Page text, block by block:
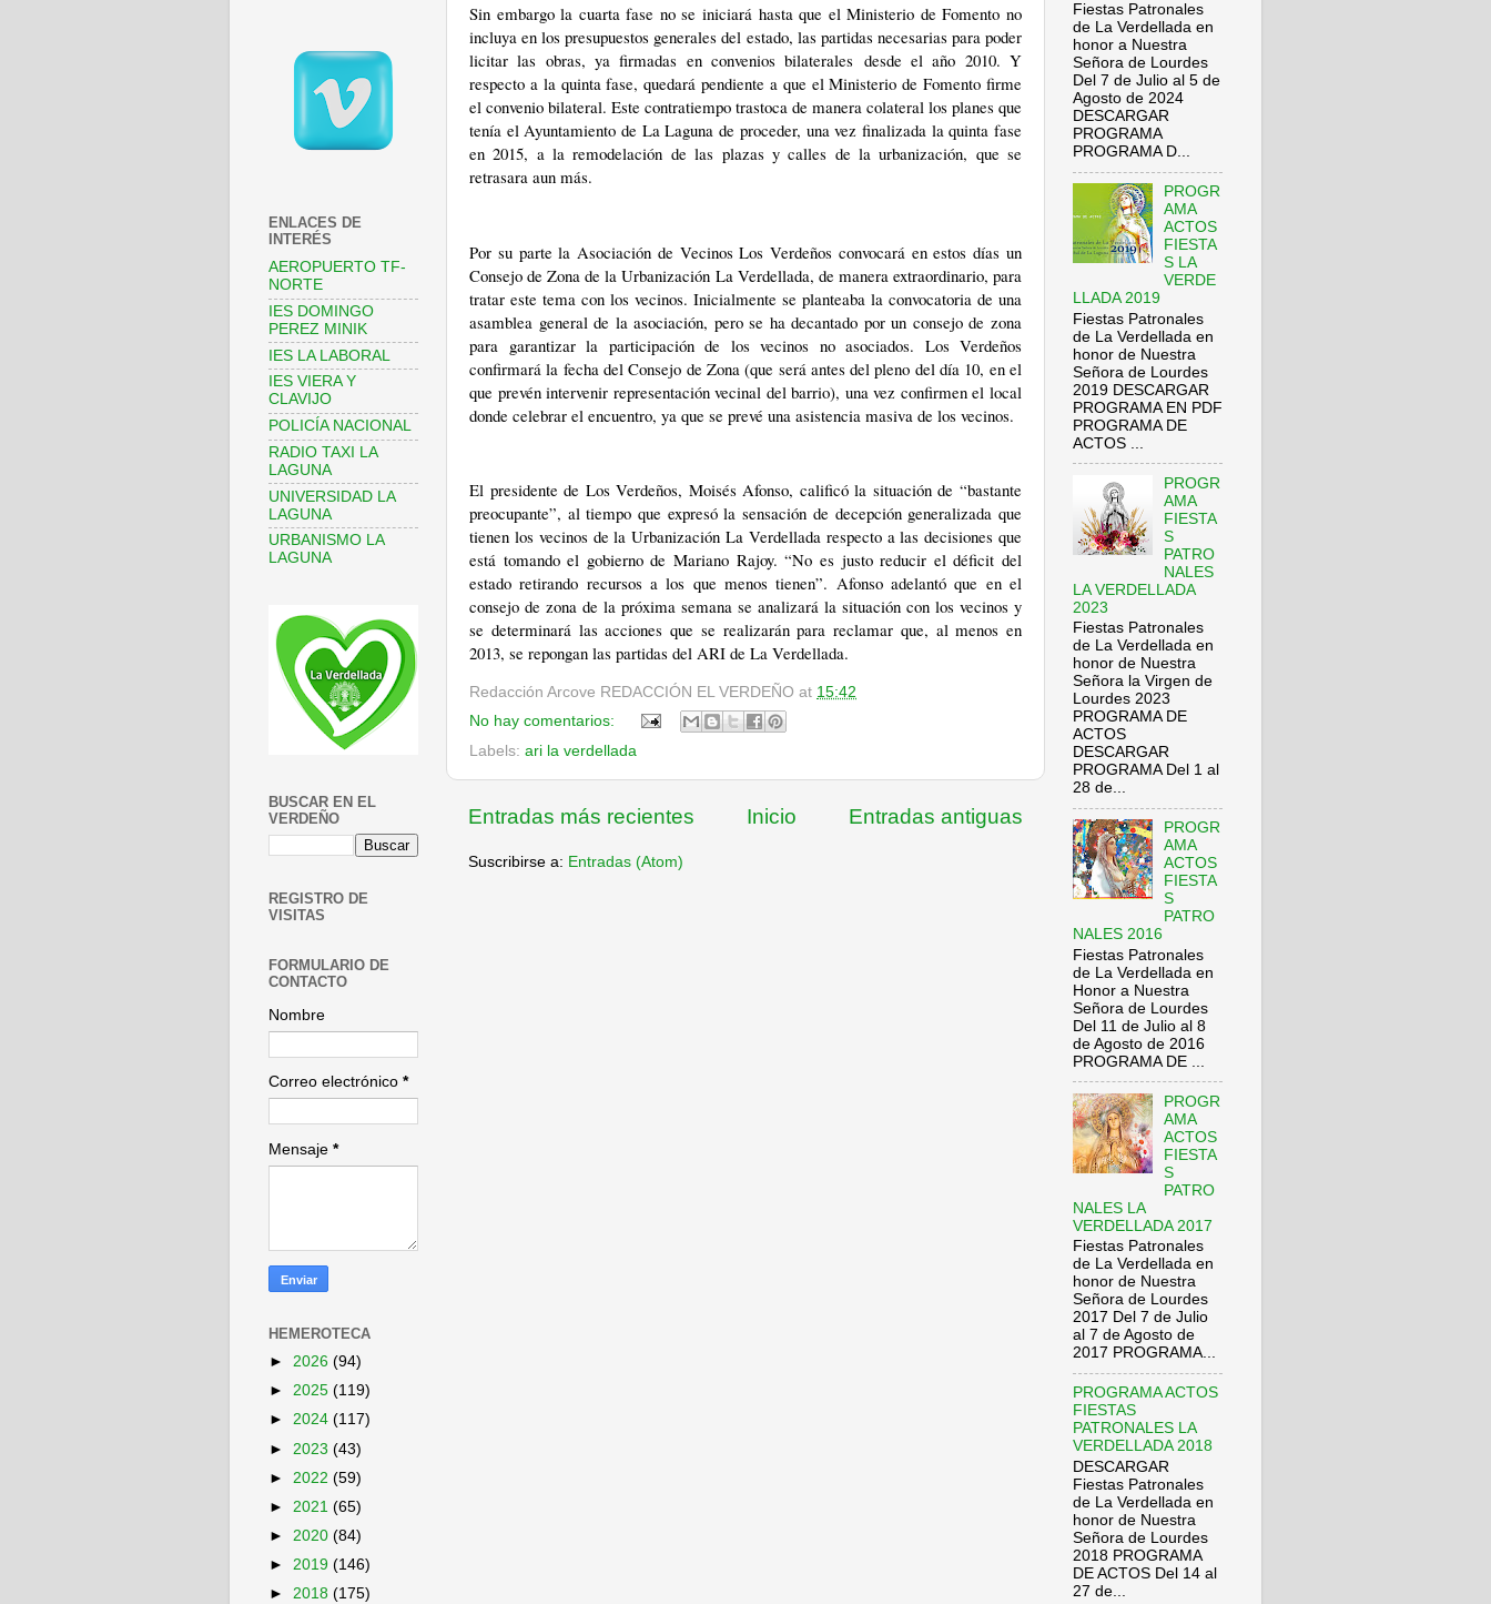
Sin embargo la cuarta fase no se iniciará hasta que el Ministerio de Fomento no
incluya en los presupuestos generales del estado, las partidas necesarias para poder
licitar las obras, ya firmadas en convenios bilaterales desde el año 2010. Y
respecto a la quinta fase, quedará pendiente a que el Ministerio de Fomento firme
el convenio bilateral. Este contratiempo trastoca de manera colateral los planes que
tenía el Ayuntamiento de La Laguna de proceder, una vez finalizada la quinta fase
en 2015, a la remodelación de las plazas y calles de la urbanización, que se
retrasara aun más.
Por su parte la Asociación de Vecinos Los Verdeños convocará en estos días un
Consejo de Zona de la Urbanización La Verdellada, de manera extraordinario, para
tratar este tema con los vecinos. Inicialmente se planteaba la convocatoria de una
asamblea general de la asociación, pero se ha decantado por un consejo de zona
para garantizar la participación de los vecinos no asociados. Los Verdeños
confirmará la fecha del Consejo de Zona (que será antes del pleno del día 10, en el
que prevén intervenir representación vecinal del barrio), una vez confirmen el local
donde celebrar el encuentro, ya que se prevé una asistencia masiva de los vecinos.
El presidente de Los Verdeños, Moisés Afonso, calificó la situación de “bastante
preocupante”, al tiempo que expresó la sensación de decepción generalizada que
tienen los vecinos de la Urbanización La Verdellada respecto a las decisiones que
está tomando el gobierno de Mariano Rajoy. “No es justo reducir el déficit del
estado retirando recursos a los que menos tienen”. Afonso adelantó que en el
consejo de zona de la próxima semana se analizará la situación con los vecinos y
se determinará las acciones que se realizarán para reclamar que, al menos en
2013, se repongan las partidas del ARI de La Verdellada.
Redacción Arcove REDACCIÓN EL VERDEÑO at 15:42
No hay comentarios:
Labels: ari la verdellada
Entradas más recientes Entradas antiguas
Inicio
Suscribirse a: Entradas (Atom)
ENLACES DE
INTERÉS
AEROPUERTO TF-
NORTE
IES DOMINGO
PEREZ MINIK
IES LA LABORAL
IES VIERA Y
CLAVIJO
POLICÍA NACIONAL
RADIO TAXI LA
LAGUNA
UNIVERSIDAD LA
LAGUNA
URBANISMO LA
LAGUNA
BUSCAR EN EL
VERDEÑO
REGISTRO DE
VISITAS
FORMULARIO DE
CONTACTO
Nombre
Correo electrónico *
Mensaje *
HEMEROTECA
► 2026 (94)
► 2025 (119)
► 2024 (117)
► 2023 (43)
► 2022 (59)
► 2021 (65)
► 2020 (84)
► 2019 (146)
► 2018 (175)
Fiestas Patronales
de La Verdellada en
honor a Nuestra
Señora de Lourdes
Del 7 de Julio al 5 de
Agosto de 2024
DESCARGAR
PROGRAMA
PROGRAMA D...
PROGR
AMA
ACTOS
FIESTA
S LA
VERDE
LLADA 2019
Fiestas Patronales
de La Verdellada en
honor de Nuestra
Señora de Lourdes
2019 DESCARGAR
PROGRAMA EN PDF
PROGRAMA DE
ACTOS ...
PROGR
AMA
FIESTA
S
PATRO
NALES
LA VERDELLADA
2023
Fiestas Patronales
de La Verdellada en
honor de Nuestra
Señora la Virgen de
Lourdes 2023
PROGRAMA DE
ACTOS
DESCARGAR
PROGRAMA Del 1 al
28 de...
PROGR
AMA
ACTOS
FIESTA
S
PATRO
NALES 2016
Fiestas Patronales
de La Verdellada en
Honor a Nuestra
Señora de Lourdes
Del 11 de Julio al 8
de Agosto de 2016
PROGRAMA DE ...
PROGR
AMA
ACTOS
FIESTA
S
PATRO
NALES LA
VERDELLADA 2017
Fiestas Patronales
de La Verdellada en
honor de Nuestra
Señora de Lourdes
2017 Del 7 de Julio
al 7 de Agosto de
2017 PROGRAMA...
PROGRAMA ACTOS
FIESTAS
PATRONALES LA
VERDELLADA 2018
DESCARGAR
Fiestas Patronales
de La Verdellada en
honor de Nuestra
Señora de Lourdes
2018 PROGRAMA
DE ACTOS Del 14 al
27 de...